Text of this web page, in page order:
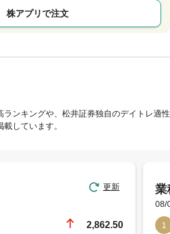
株アプリで注文
ランキングや、松井証券独自のデイトレ適性
しています。